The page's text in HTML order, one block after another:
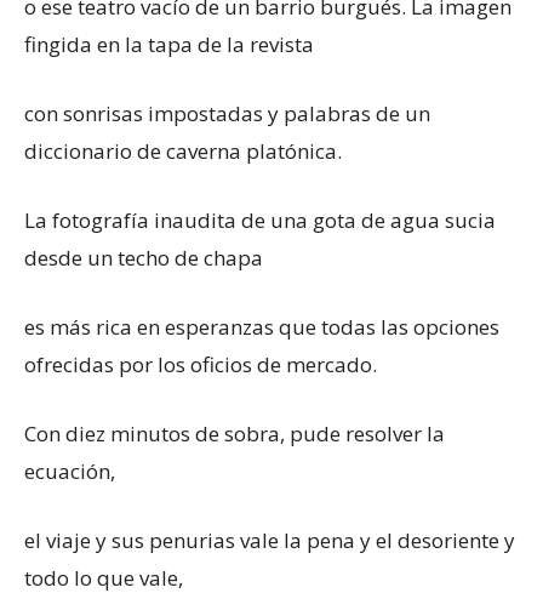
o ese teatro vacío de un barrio burgués. La imagen
fingida en la tapa de la revista
con sonrisas impostadas y palabras de un
diccionario de caverna platónica.
La fotografía inaudita de una gota de agua sucia
desde un techo de chapa
es más rica en esperanzas que todas las opciones
ofrecidas por los oficios de mercado.
Con diez minutos de sobra, pude resolver la
ecuación,
el viaje y sus penurias vale la pena y el desoriente y
todo lo que vale,